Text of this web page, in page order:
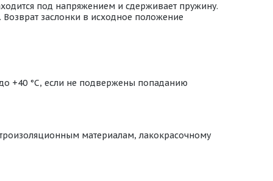
под напряжением и сдерживает пружину.
заслонки в исходное положение
+40 °С, если не подвержены попаданию
материалам, лакокрасочному